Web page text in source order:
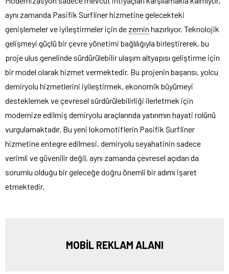
aynı zamanda Pasifik Surfliner hizmetine gelecekteki
genişlemeler ve iyileştirmeler için de zemin hazırlıyor. Teknolojik
gelişmeyi güçlü bir çevre yönetimi bağlılığıyla birleştirerek, bu
proje ulus genelinde sürdürülebilir ulaşım altyapısı geliştirme için
bir model olarak hizmet vermektedir. Bu projenin başarısı, yolcu
demiryolu hizmetlerini iyileştirmek, ekonomik büyümeyi
desteklemek ve çevresel sürdürülebilirliği ilerletmek için
modernize edilmiş demiryolu araçlarında yatırımın hayati rolünü
vurgulamaktadır. Bu yeni lokomotiflerin Pasifik Surfliner
hizmetine entegre edilmesi, demiryolu seyahatinin sadece
verimli ve güvenilir değil, aynı zamanda çevresel açıdan da
sorumlu olduğu bir geleceğe doğru önemli bir adımı işaret
etmektedir.
MOBİL REKLAM ALANI